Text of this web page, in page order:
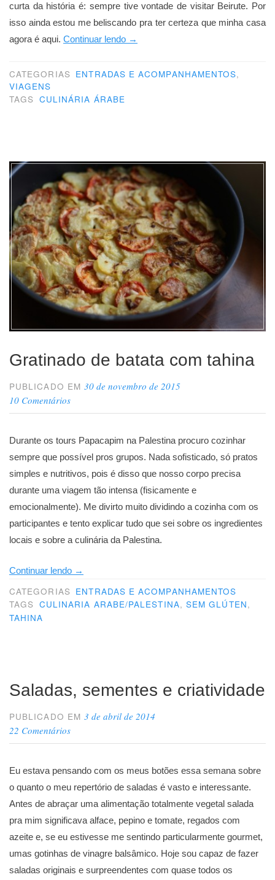
curta da história é: sempre tive vontade de visitar Beirute. Por
isso ainda estou me beliscando pra ter certeza que minha casa
agora é aqui. Continuar lendo “Beirute”
→
CATEGORIAS ENTRADAS E ACOMPANHAMENTOS,
VIAGENS
TAGS CULINÁRIA ÁRABE
Gratinado de batata com tahina
PUBLICADO EM30 de novembro de 2015
10 Comentários
Durante os tours Papacapim na Palestina procuro cozinhar
sempre que possível pros grupos. Nada sofisticado, só pratos
simples e nutritivos, pois é disso que nosso corpo precisa
durante uma viagem tão intensa (fisicamente e
emocionalmente). Me divirto muito dividindo a cozinha com os
participantes e tento explicar tudo que sei sobre os ingredientes
locais e sobre a culinária da Palestina.
Continuar lendo “Gratinado
de
batata
→
CATEGORIAS ENTRADAS E ACOMPANHAMENTOS
TAGS CULINARIA ARABE/PALESTINA, SEM GLÚTEN,
TAHINA
Saladas, sementes e criatividade
PUBLICADO EM3 de abril de 2014
22 Comentários
Eu estava pensando com os meus botões essa semana sobre
o quanto o meu repertório de saladas é vasto e interessante.
Antes de abraçar uma alimentação totalmente vegetal salada
pra mim significava alface, pepino e tomate, regados com
azeite e, se eu estivesse me sentindo particularmente gourmet,
umas gotinhas de vinagre balsâmico. Hoje sou capaz de fazer
saladas originais e surpreendentes com quase todos os